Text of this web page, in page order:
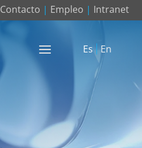
Contacto | Empleo | Intranet
Es En